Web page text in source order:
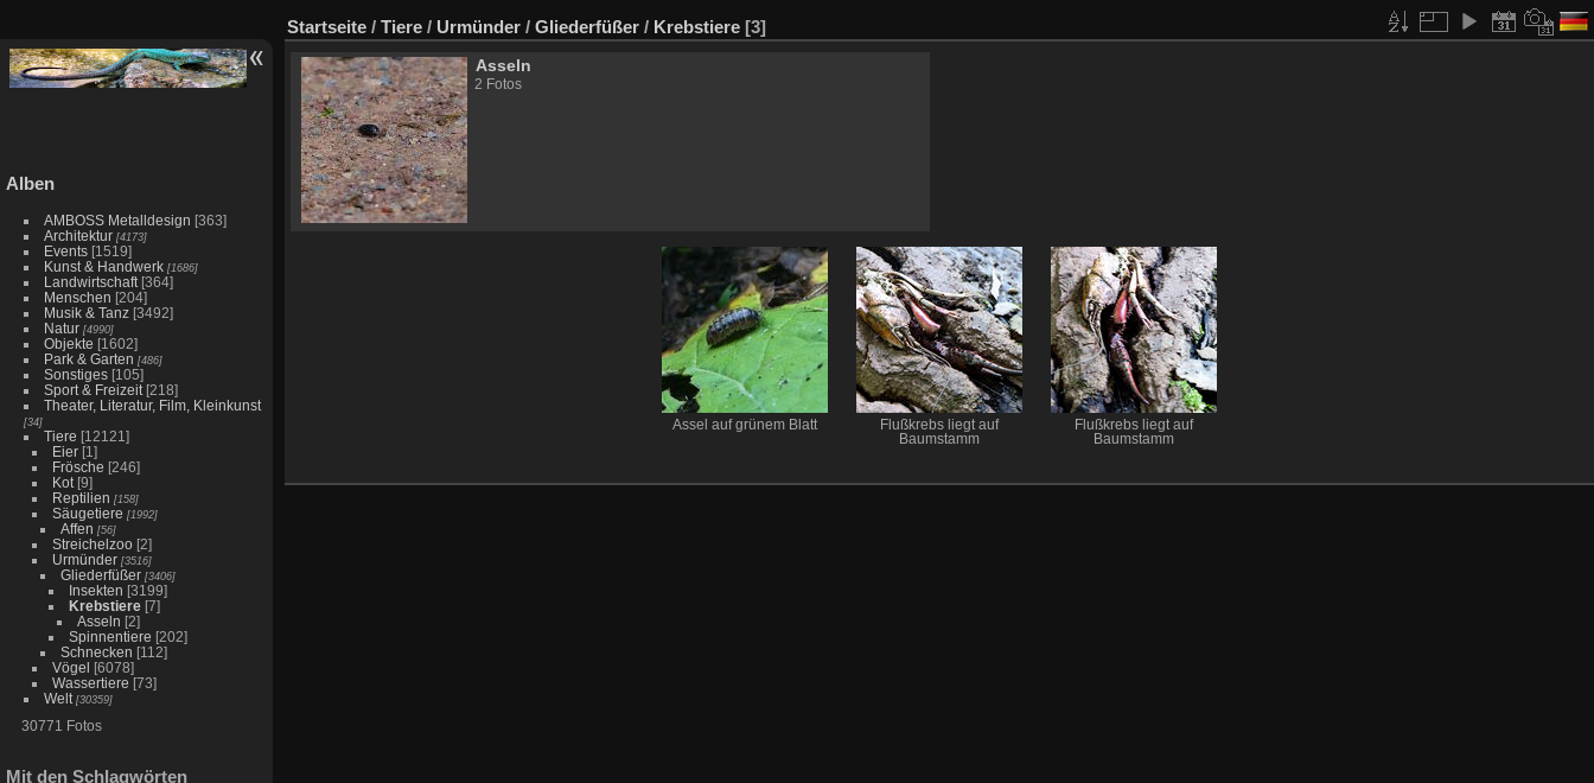
Alben
AMBOSS Metalldesign [363]
Architektur [4173]
Events [1519]
Kunst & Handwerk [1686]
Landwirtschaft [364]
Menschen [204]
Musik & Tanz [3492]
Natur [4990]
Objekte [1602]
Park & Garten [486]
Sonstiges [105]
Sport & Freizeit [218]
Theater, Literatur, Film, Kleinkunst
[34]
Tiere [12121]
Eier [1]
Frösche [246]
Kot [9]
Reptilien [158]
Säugetiere [1992]
Affen [56]
Streichelzoo [2]
Urmünder [3516]
Gliederfüßer [3406]
Insekten [3199]
Krebstiere [7]
Asseln [2]
Spinnentiere [202]
Schnecken [112]
Vögel [6078]
Wassertiere [73]
Welt [30359]
30771 Fotos
Mit den Schlagwörten
Startseite / Tiere / Urmünder / Gliederfüßer / Krebstiere [3]
Asseln
2 Fotos
Assel auf grünem Blatt
Flußkrebs liegt auf
Baumstamm
Flußkrebs liegt auf
Baumstamm